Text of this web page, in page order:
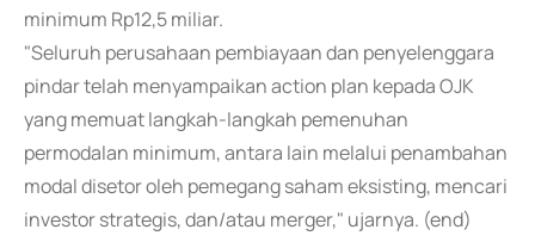
minimum Rp12,5 miliar.
"Seluruh perusahaan pembiayaan dan penyelenggara
pindar telah menyampaikan action plan kepada OJK
yang memuat langkah-langkah pemenuhan
permodalan minimum, antara lain melalui penambahan
modal disetor oleh pemegang saham eksisting, mencari
investor strategis, dan/atau merger," ujarnya. (end)